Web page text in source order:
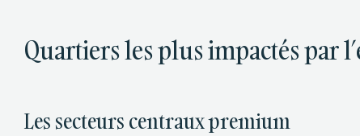
Quartiers les plus impactés par
Les secteurs centraux premium